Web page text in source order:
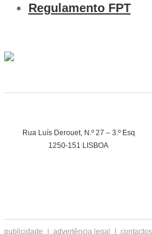
Regulamento FPT
Rua Luís Derouet, N.º 27 – 3.º Esq
1250-151 LISBOA
publicidade advertência legal contactos